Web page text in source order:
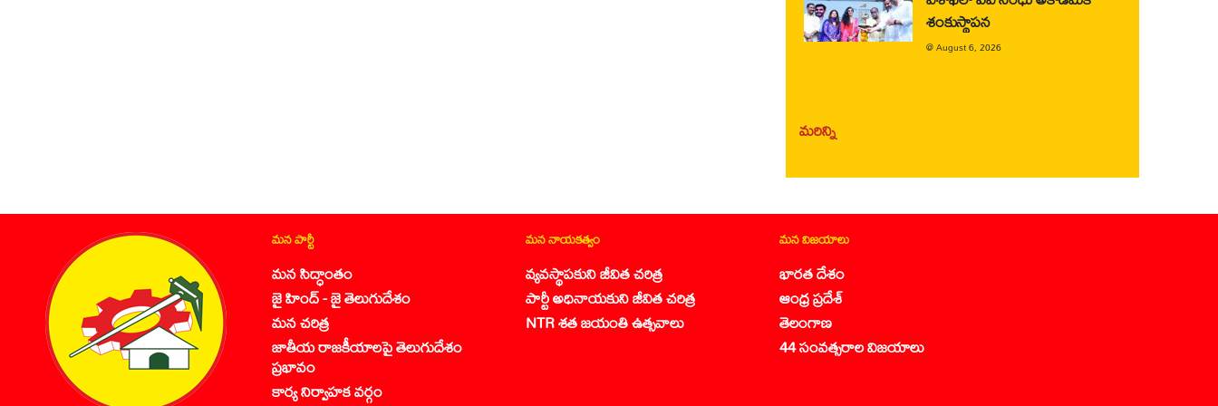
శంకుస్థాపన
@August 6, 2026
మరిన్ని
మన పార్టీ
మన సిద్ధాంతం
జై హింద్ - జై తెలుగుదేశం
మన చరిత్ర
జాతీయ రాజకీయాలపై తెలుగుదేశం
ప్రభావం
కార్య నిర్వాహక వర్గం
మన నాయకత్వం
వ్యవస్థాపకుని జీవిత చరిత్ర
పార్టీ అధినాయకుని జీవిత చరిత్ర
NTR శత జయంతి ఉత్సవాలు
మన విజయాలు
భారత దేశం
ఆంధ్ర ప్రదేశ్
తెలంగాణ
44 సంవత్సరాల విజయాలు